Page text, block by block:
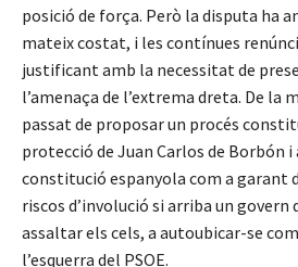
posició de força. Però la disputa ha
mateix costat, i les contínues
justificant amb la necessitat de
l’amenaça de l’extrema dreta. De la
passat de proposar un procés
protecció de Juan Carlos de Borbón i
constitució espanyola com a garant
riscos d’involució si arriba un govern
assaltar els cels, a autoubicar-se
l’esquerra del PSOE.